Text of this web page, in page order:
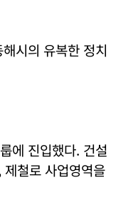
시의 유복한 정치
에 진입했다. 건설
제철로 사업영역을